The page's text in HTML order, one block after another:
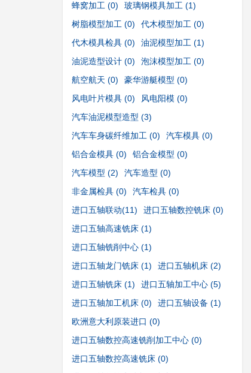
蜂窝加工 (0) 玻璃钢模具加工 (1)
树脂模型加工 (0) 代木模型加工 (0)
代木模具检具 (0) 油泥模型加工 (1)
油泥造型设计 (0) 泡沫模型加工 (0)
航空航天 (0) 豪华游艇模型 (0)
风电叶片模具 (0) 风电阳模 (0)
汽车油泥模型造型 (3)
汽车车身碳纤维加工 (0) 汽车模具 (0)
铝合金模具 (0) 铝合金模型 (0)
汽车模型 (2) 汽车造型 (0)
非金属检具 (0) 汽车检具 (0)
进口五轴联动(11) 进口五轴数控铣床 (0)
进口五轴高速铣床 (1)
进口五轴铣削中心 (1)
进口五轴龙门铣床 (1) 进口五轴机床 (2)
进口五轴铣床 (1) 进口五轴加工中心 (5)
进口五轴加工机床 (0) 进口五轴设备 (1)
欧洲意大利原装进口 (0)
进口五轴数控高速铣削加工中心 (0)
进口五轴数控高速铣床 (0)